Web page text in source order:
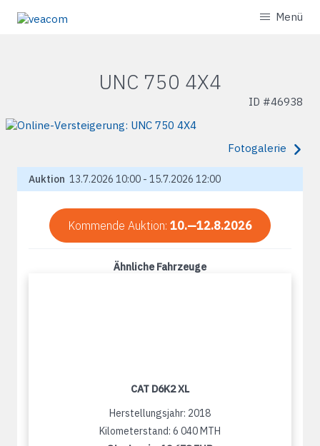
Menü
UNC 750 4X4
ID #46938
Fotogalerie
Auktion 13.7.2026 10:00 - 15.7.2026 12:00
Kommende Auktion: 10.—12.8.2026
Ähnliche Fahrzeuge
CAT D6K2 XL
Herstellungsjahr: 2018
Kilometerstand: 6 040 MTH